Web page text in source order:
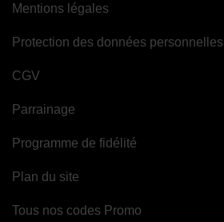
Mentions légales
Protection des données personnelles
CGV
Parrainage
Programme de fidélité
Plan du site
Tous nos codes Promo